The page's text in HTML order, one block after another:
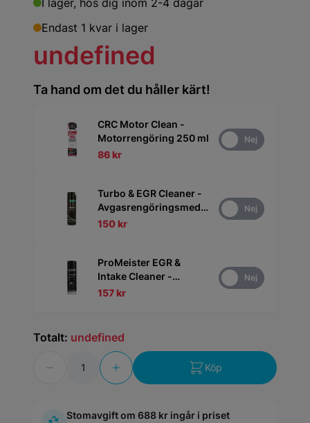
I lager, hos dig inom 2-4 dagar
Endast 1 kvar i lager
Totalt: undefined
Köp
undefined
Ta hand om det du håller kärt!
CRC Motor Clean -
Motorrengöring 250 ml
86 kr
Nej
Turbo & EGR Cleaner -
Avgasrengöringsmedel
500 ml
150 kr
Nej
ProMeister EGR &
Intake Cleaner -
Insugsrenare 200 ml
157 kr
Nej
Stomavgift om 688 kr ingår i priset